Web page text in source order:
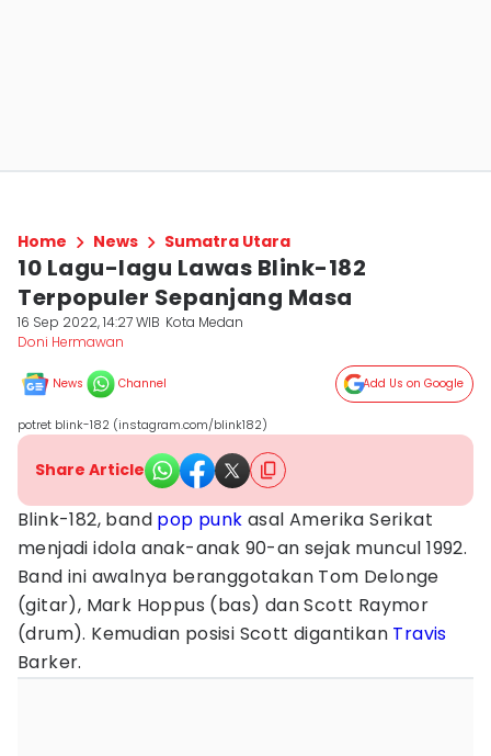
Home News Sumatra Utara
10 Lagu-lagu Lawas Blink-182
Terpopuler Sepanjang Masa
16 Sep 2022, 14:27 WIB Kota Medan
Doni Hermawan
News Channel Add Us on Google
potret blink-182 (instagram.com/blink182)
Share Article
Blink-182, band pop punk asal Amerika Serikat
menjadi idola anak-anak 90-an sejak muncul 1992.
Band ini awalnya beranggotakan Tom Delonge
(gitar), Mark Hoppus (bas) dan Scott Raymor
(drum). Kemudian posisi Scott digantikan Travis
Barker.